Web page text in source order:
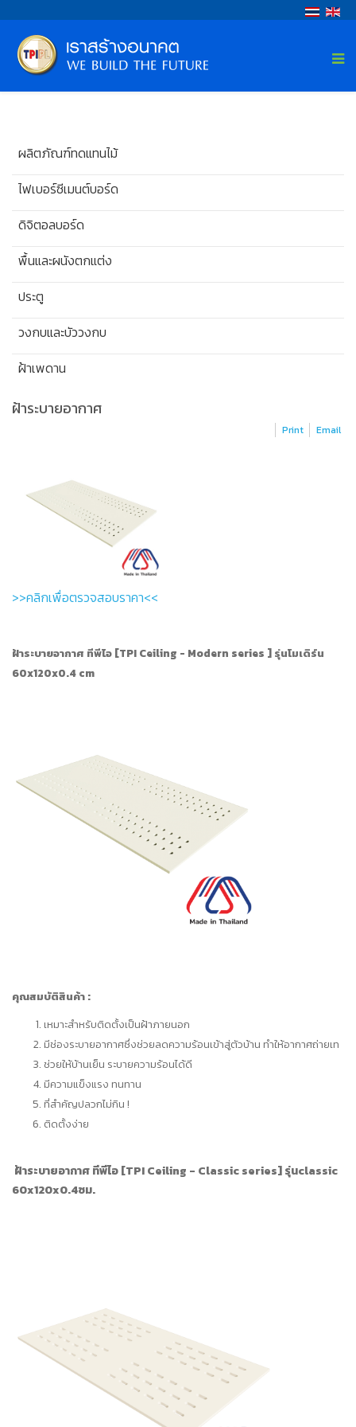
ผลิตภัณฑ์ทดแทนไม้
ไฟเบอร์ซีเมนต์บอร์ด
ดิจิตอลบอร์ด
พื้นและผนังตกแต่ง
ประตู
วงกบและบัววงกบ
ฝ้าเพดาน
ฝ้าระบายอากาศ
Print Email
>>คลิกเพื่อตรวจสอบราคา<<
ฝ้าระบายอากาศ ทีพีไอ [TPI Ceiling - Modern series ] รุ่นโมเดิร์น
60x120x0.4 cm
คุณสมบัติสินค้า :
เหมาะสำหรับติดตั้งเป็นฝ้าภายนอก
มีช่องระบายอากาศซึ่งช่วยลดความร้อนเข้าสู่ตัวบ้าน ทำให้อากาศถ่ายเท
ช่วยให้บ้านเย็น ระบายความร้อนได้ดี
มีความแข็งแรง ทนทาน
ที่สำคัญปลวกไม่กิน !
ติดตั้งง่าย
ฝ้าระบายอากาศ ทีพีไอ [TPI Ceiling - Classic series] รุ่นclassic
60x120x0.4ซม.